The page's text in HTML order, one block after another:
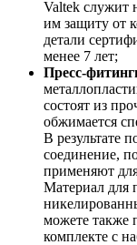
Valtek служит
им защиту от
детали
менее 7 лет;
Пресс-
состоят из
обжимается
В результате
соединение,
применяют
Материал для
можете также
комплекте с